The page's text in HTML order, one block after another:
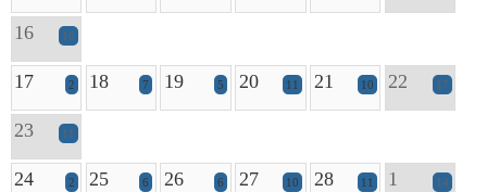
16 16
17 2 18 7 19 5 20 11 21 10 22 17
23 11
24 2 25 6 26 6 27 10 28 11 1 14